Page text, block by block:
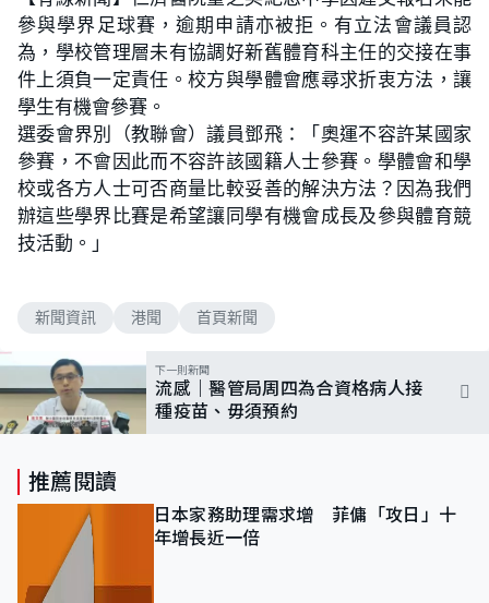
e
d
e
d
:
6
0
%
參與學界足球賽，逾期申請亦被拒。有立法會議員認
為，學校管理層未有協調好新舊體育科主任的交接在事
件上須負一定責任。校方與學體會應尋求折衷方法，讓
學生有機會參賽。
選委會界別（教聯會）議員鄧飛：「奧運不容許某國家
參賽，不會因此而不容許該國籍人士參賽。學體會和學
校或各方人士可否商量比較妥善的解決方法？因為我們
辦這些學界比賽是希望讓同學有機會成長及參與體育競
技活動。」
新聞資訊 港聞 首頁新聞
下一則新聞
流感｜醫管局周四為合資格病人接
種疫苗、毋須預約
推薦閱讀
日本家務助理需求增 菲傭「攻日」十
年增長近一倍